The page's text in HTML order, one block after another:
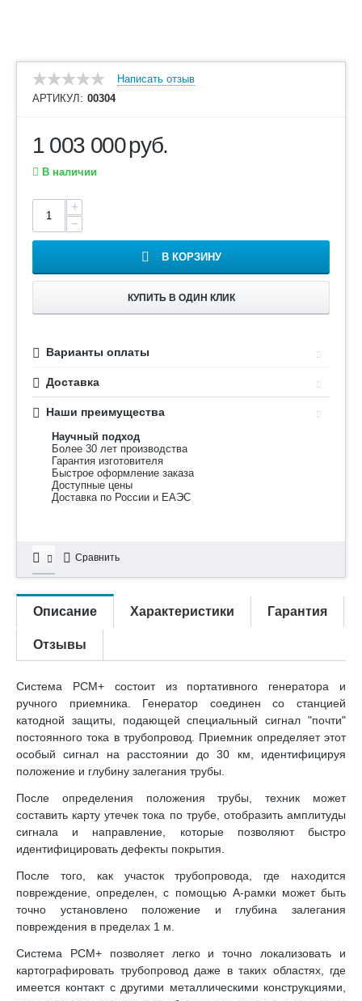
Написать отзыв
АРТИКУЛ: 00304
1 003 000руб.
В наличии
+
−
В КОРЗИНУ
КУПИТЬ В ОДИН КЛИК
Варианты оплаты
Доставка
Наши преимущества
Научный подход
Более 30 лет производства
Гарантия изготовителя
Быстрое оформление заказа
Доступные цены
Доставка по России и ЕАЭС
Сравнить
Описание Характеристики Гарантия
Отзывы
Система PCM+ состоит из портативного генератора и
ручного приемника. Генератор соединен со станцией
катодной защиты, подающей специальный сигнал "почти"
постоянного тока в трубопровод. Приемник определяет этот
особый сигнал на расстоянии до 30 км, идентифицируя
положение и глубину залегания трубы.
После определения положения трубы, техник может
составить карту утечек тока по трубе, отобразить амплитуды
сигнала и направление, которые позволяют быстро
идентифицировать дефекты покрытия.
После того, как участок трубопровода, где находится
повреждение, определен, с помощью А-рамки может быть
точно установлено положение и глубина залегания
повреждения в пределах 1 м.
Система PCM+ позволяет легко и точно локализовать и
картографировать трубопровод даже в таких областях, где
имеется контакт с другими металлическими конструкциями,